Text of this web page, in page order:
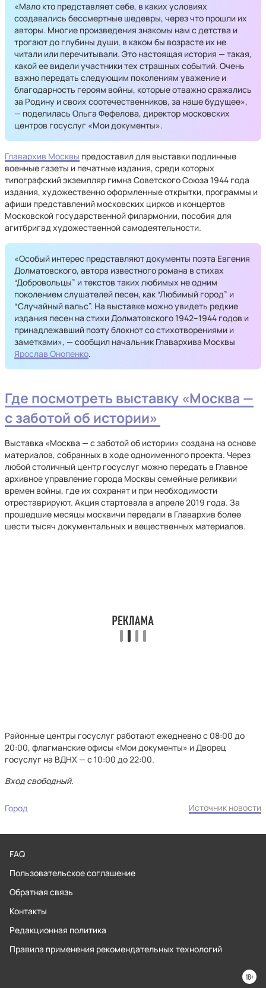
«Мало кто представляет себе, в каких условиях
создавались бессмертные шедевры, через что прошли их
авторы. Многие произведения знакомы нам с детства и
трогают до глубины души, в каком бы возрасте их не
читали или перечитывали. Это настоящая история — такая,
какой ее видели участники тех страшных событий. Очень
важно передать следующим поколениям уважение и
благодарность героям войны, которые отважно сражались
за Родину и своих соотечественников, за наше будущее»,
— поделилась Ольга Фефелова, директор московских
центров госуслуг «Мои документы».
Главархив Москвы предоставил для выставки подлинные
военные газеты и печатные издания, среди которых
типографский экземпляр гимна Советского Союза 1944 года
издания, художественно оформленные открытки, программы и
афиши представлений московских цирков и концертов
Московской государственной филармонии, пособия для
агитбригад художественной самодеятельности.
«Особый интерес представляют документы поэта Евгения
Долматовского, автора известного романа в стихах
“Добровольцы” и текстов таких любимых не одним
поколением слушателей песен, как “Любимый город” и
“Случайный вальс”. На выставке можно увидеть редкие
издания песен на стихи Долматовского 1942–1944 годов и
принадлежавший поэту блокнот со стихотворениями и
заметками», — сообщил начальник Главархива Москвы
Ярослав Онопенко.
Где посмотреть выставку «Москва —
с заботой об истории»
Выставка «Москва — с заботой об истории» создана на основе
материалов, собранных в ходе одноименного проекта. Через
любой столичный центр госуслуг можно передать в Главное
архивное управление города Москвы семейные реликвии
времен войны, где их сохранят и при необходимости
отреставрируют. Акция стартовала в апреле 2019 года. За
прошедшие месяцы москвичи передали в Главархив более
шести тысяч документальных и вещественных материалов.
Районные центры госуслуг работают ежедневно с 08:00 до
20:00, флагманские офисы «Мои документы» и Дворец
госуслуг на ВДНХ — с 10:00 до 22:00.
Вход свободный.
Город Источник новости
FAQ
Пользовательское соглашение
Обратная связь
Контакты
Редакционная политика
Правила применения рекомендательных технологий